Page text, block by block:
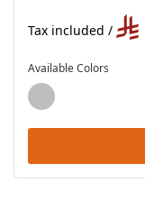
/ Tax included
Available Colors